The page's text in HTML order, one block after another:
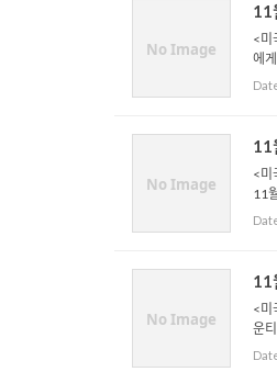
No Image
11
<미
에
No Image
11
<미
11
No Image
11
<미
운